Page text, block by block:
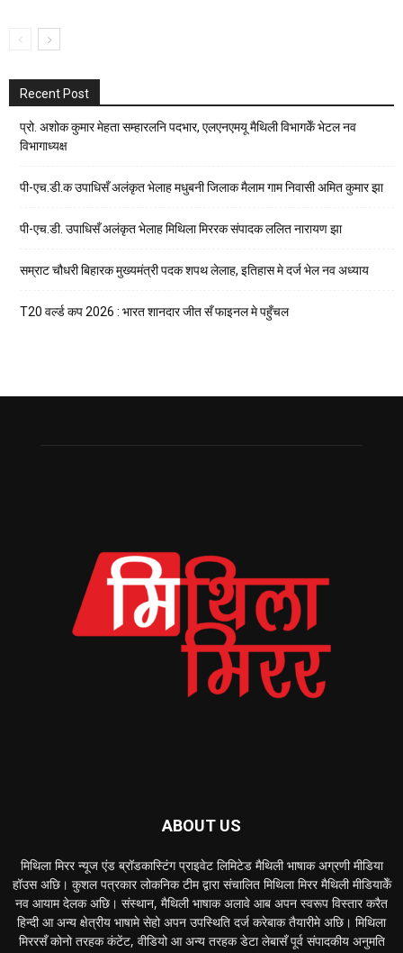
Recent Post
प्रो. अशोक कुमार मेहता सम्हारलनि पदभार, एलएनएमयू मैथिली विभागकेँ भेटल नव
विभागाध्यक्ष
पी-एच.डी.क उपाधिसँ अलंकृत भेलाह मधुबनी जिलाक मैलाम गाम निवासी अमित कुमार झा
पी-एच.डी. उपाधिसँ अलंकृत भेलाह मिथिला मिररक संपादक ललित नारायण झा
सम्राट चौधरी बिहारक मुख्यमंत्री पदक शपथ लेलाह, इतिहास मे दर्ज भेल नव अध्याय
T20 वर्ल्ड कप 2026 : भारत शानदार जीत सँ फाइनल मे पहुँचल
ABOUT US
मिथिला मिरर न्यूज एंड ब्रॉडकास्टिंग प्राइवेट लिमिटेड मैथिली भाषाक अग्रणी मीडिया
हॉउस अछि। कुशल पत्रकार लोकनिक टीम द्वारा संचालित मिथिला मिरर मैथिली मीडियाकेँ
नव आयाम देलक अछि। संस्थान, मैथिली भाषाक अलावे आब अपन स्वरूप विस्तार करैत
हिन्दी आ अन्य क्षेत्रीय भाषामे सेहो अपन उपस्थिति दर्ज करेबाक तैयारीमे अछि। मिथिला
मिररसँ कोनो तरहक कंटेंट, वीडियो आ अन्य तरहक डेटा लेबासँ पूर्व संपादकीय अनुमति